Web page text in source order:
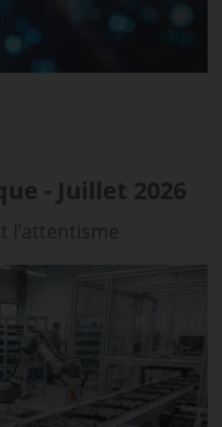
- Juillet 2026
l’attentisme